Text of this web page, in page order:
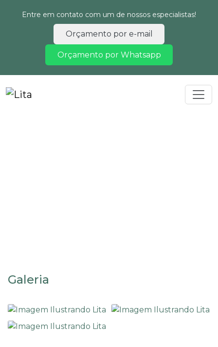
Entre em contato com um de nossos especialistas!
Orçamento por e-mail
Orçamento por Whatsapp
Galeria